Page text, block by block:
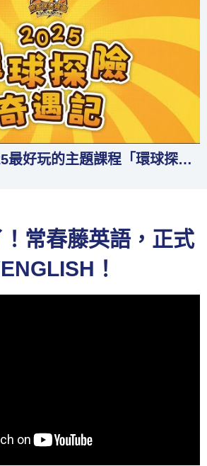
常春藤英語│2025最好玩的主題課程「環球探險奇遇記」：跟著常春藤英語，踏上五大洲的學習冒險
常春藤英語，正式
！